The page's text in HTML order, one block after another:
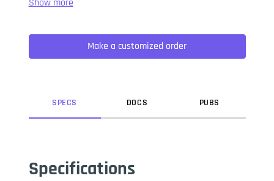
when an unknown printer took a galley of type and
not only five centuries, but also the leap into electronic
typesetting, remaining essentially unchanged. It was
popularised in the 1960s with the release of Letraset sheets
Make a customized order
SPECS DOCS PUBS
Specifications